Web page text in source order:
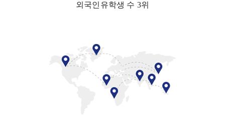
외국인유학생 수 3위